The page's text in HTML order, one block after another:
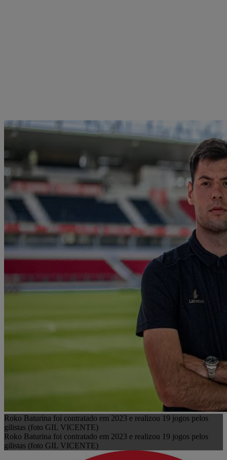
Roko Baturina foi contratado em 2023 e realizou 19 jogos pelos
gilistas (foto GIL VICENTE)
Roko Baturina foi contratado em 2023 e realizou 19 jogos pelos
gilistas (foto GIL VICENTE)